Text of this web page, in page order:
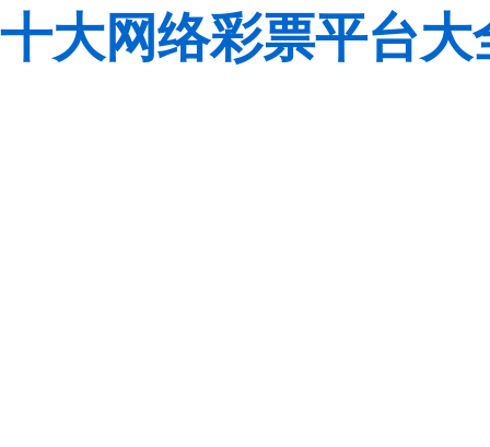
十大网络彩票平台大